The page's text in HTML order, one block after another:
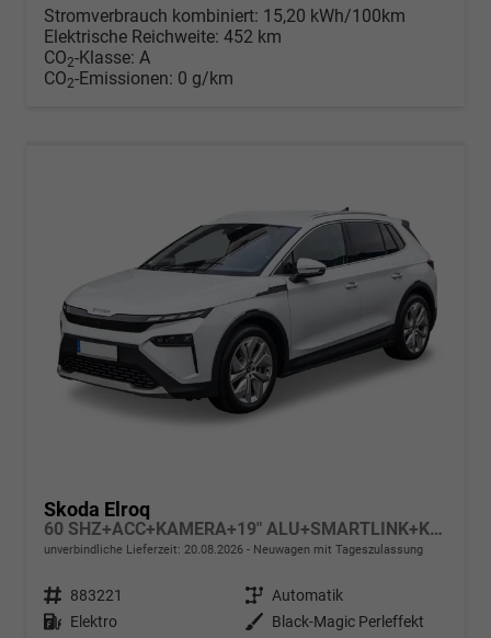
Stromverbrauch kombiniert: 15,20 kWh/100km
Elektrische Reichweite: 452 km
CO2-Klasse: A
CO2-Emissionen: 0 g/km
Skoda Elroq
60 SHZ+ACC+KAMERA+19" ALU+SMARTLINK+KLIMA+LED
unverbindliche Lieferzeit: 20.08.2026 Neuwagen mit Tageszulassung
Fahrzeugnr. 883221 Getriebe Automatik
Kraftstoff Elektro Außenfarbe
Black-Magic Perleffekt